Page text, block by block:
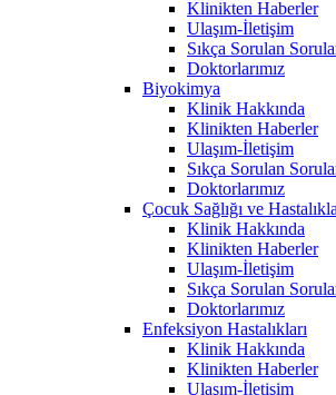
Klinikten Haberler
Ulaşım-İletişim
Sıkça Sorulan
Doktorlarımız
Biyokimya
Klinik Hakkında
Klinikten Haberler
Ulaşım-İletişim
Sıkça Sorulan
Doktorlarımız
Çocuk Sağlığı ve
Klinik Hakkında
Klinikten Haberler
Ulaşım-İletişim
Sıkça Sorulan
Doktorlarımız
Enfeksiyon Hastalıkları
Klinik Hakkında
Klinikten Haberler
Ulaşım-İletişim